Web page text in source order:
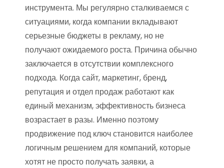
инструмента. Мы регулярно сталкиваемся с
ситуациями, когда компании вкладывают
серьезные бюджеты в рекламу, но не
получают ожидаемого роста. Причина обычно
заключается в отсутствии комплексного
подхода. Когда сайт, маркетинг, бренд,
репутация и отдел продаж работают как
единый механизм, эффективность бизнеса
возрастает в разы. Именно поэтому
продвижение под ключ становится наиболее
логичным решением для компаний, которые
хотят не просто получать заявки, а